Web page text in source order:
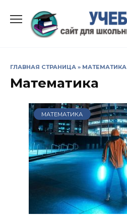
содержанию
ГЛАВНАЯ СТРАНИЦА » МАТЕМАТИКА
Математика
МАТЕМАТИКА